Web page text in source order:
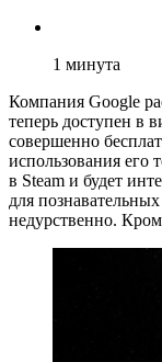
1 минута
Компания Google
теперь доступен в
совершенно
использования его
в Steam и будет
для
недурственно.